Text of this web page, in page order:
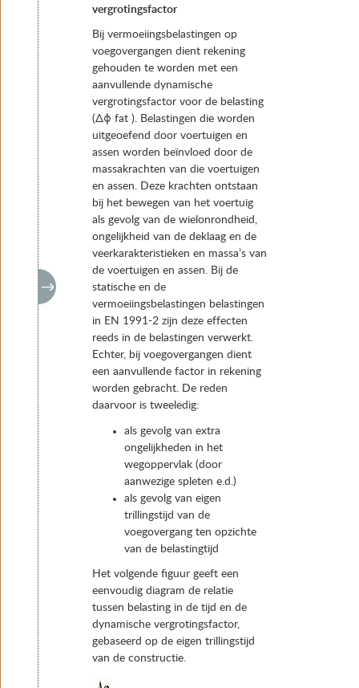
vergrotingsfactor
Bij vermoeiingsbelastingen op
voegovergangen dient rekening
gehouden te worden met een
aanvullende dynamische
vergrotingsfactor voor de belasting
(Δϕ fat ). Belastingen die worden
uitgeoefend door voertuigen en
assen worden beïnvloed door de
massakrachten van die voertuigen
en assen. Deze krachten ontstaan
bij het bewegen van het voertuig
als gevolg van de wielonrondheid,
ongelijkheid van de deklaag en de
veerkarakteristieken en massa’s van
de voertuigen en assen. Bij de
statische en de
vermoeiingsbelastingen belastingen
in EN 1991-2 zijn deze effecten
reeds in de belastingen verwerkt.
Echter, bij voegovergangen dient
een aanvullende factor in rekening
worden gebracht. De reden
daarvoor is tweeledig:
als gevolg van extra
ongelijkheden in het
wegoppervlak (door
aanwezige spleten e.d.)
als gevolg van eigen
trillingstijd van de
voegovergang ten opzichte
van de belastingtijd
Het volgende figuur geeft een
eenvoudig diagram de relatie
tussen belasting in de tijd en de
dynamische vergrotingsfactor,
gebaseerd op de eigen trillingstijd
van de constructie.